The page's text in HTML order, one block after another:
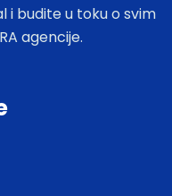
i budite u toku o svim
agencije.